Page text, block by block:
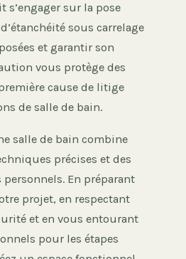
s’engager sur la pose
sous carrelage
et garantir son
vous protège des
cause de litige
de salle de bain.
salle de bain combine
précises et des
En préparant
projet, en respectant
et en vous entourant
pour les étapes